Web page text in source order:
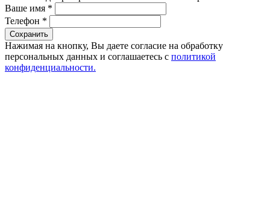
Ваше имя *
Телефон *
Сохранить
Нажимая на кнопку, Вы даете согласие на обработку
персональных данных и соглашаетесь с политикой
конфиденциальности.